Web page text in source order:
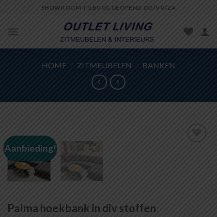
content
SHOWROOM TILBURG GEOPEND DO/VR/ZA
HOME / ZITMEUBELEN / BANKEN
Aanbieding!
Palma hoekbank in div stoffen